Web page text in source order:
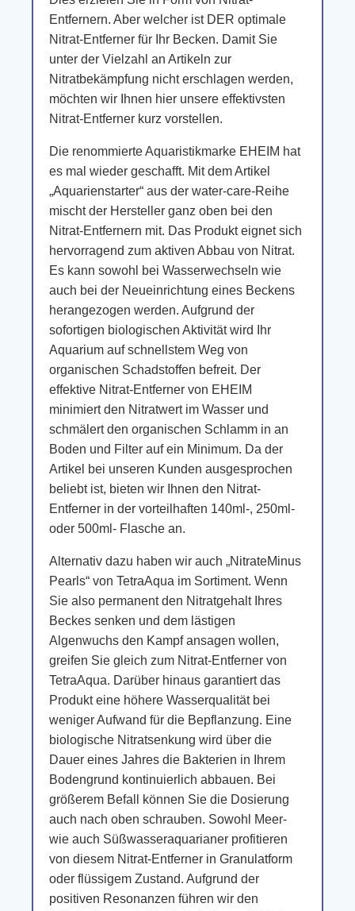
Entfernern. Aber welcher ist DER optimale
Nitrat-Entferner für Ihr Becken. Damit Sie
unter der Vielzahl an Artikeln zur
Nitratbekämpfung nicht erschlagen werden,
möchten wir Ihnen hier unsere effektivsten
Nitrat-Entferner kurz vorstellen.
Die renommierte Aquaristikmarke EHEIM hat
es mal wieder geschafft. Mit dem Artikel
„Aquarienstarter“ aus der water-care-Reihe
mischt der Hersteller ganz oben bei den
Nitrat-Entfernern mit. Das Produkt eignet sich
hervorragend zum aktiven Abbau von Nitrat.
Es kann sowohl bei Wasserwechseln wie
auch bei der Neueinrichtung eines Beckens
herangezogen werden. Aufgrund der
sofortigen biologischen Aktivität wird Ihr
Aquarium auf schnellstem Weg von
organischen Schadstoffen befreit. Der
effektive Nitrat-Entferner von EHEIM
minimiert den Nitratwert im Wasser und
schmälert den organischen Schlamm in an
Boden und Filter auf ein Minimum. Da der
Artikel bei unseren Kunden ausgesprochen
beliebt ist, bieten wir Ihnen den Nitrat-
Entferner in der vorteilhaften 140ml-, 250ml-
oder 500ml- Flasche an.
Alternativ dazu haben wir auch „NitrateMinus
Pearls“ von TetraAqua im Sortiment. Wenn
Sie also permanent den Nitratgehalt Ihres
Beckes senken und dem lästigen
Algenwuchs den Kampf ansagen wollen,
greifen Sie gleich zum Nitrat-Entferner von
TetraAqua. Darüber hinaus garantiert das
Produkt eine höhere Wasserqualität bei
weniger Aufwand für die Bepflanzung. Eine
biologische Nitratsenkung wird über die
Dauer eines Jahres die Bakterien in Ihrem
Bodengrund kontinuierlich abbauen. Bei
größerem Befall können Sie die Dosierung
auch nach oben schrauben. Sowohl Meer-
wie auch Süßwasseraquarianer profitieren
von diesem Nitrat-Entferner in Granulatform
oder flüssigem Zustand. Aufgrund der
positiven Resonanzen führen wir den